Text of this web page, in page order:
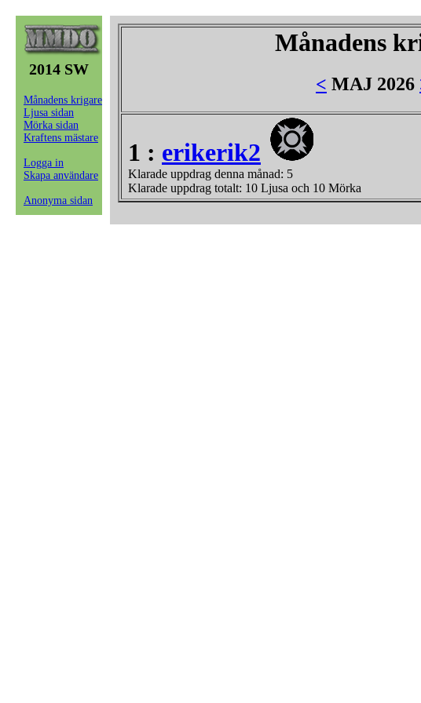
2014 SW
Månadens krigare
Ljusa sidan
Mörka sidan
Kraftens mästare
Logga in
Skapa användare
Anonyma sidan
Månadens
< MAJ 2026
1 : erikerik2
Klarade uppdrag denna månad: 5
Klarade uppdrag totalt: 10 Ljusa och 10 Mörka